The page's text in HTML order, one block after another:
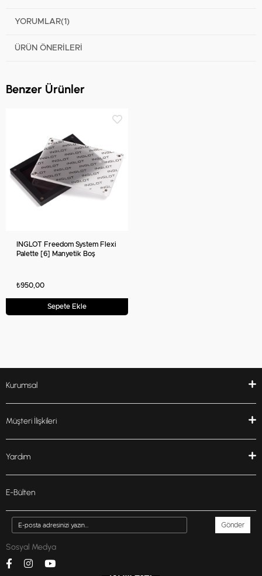
YORUMLAR(1)
ÜRÜN ÖNERILERI
Benzer Ürünler
INGLOT Freedom System Flexi
Palette [6] Manyetik Boş
₺950,00
Sepete Ekle
Kurumsal
Müşteri İlişkileri
Yardım
E-Bülten
Gönder
Sosyal Medya